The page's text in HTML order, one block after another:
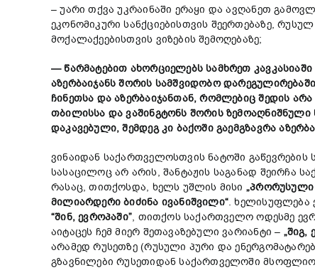
– უარი თქვა უკრაინაში ერაყი და ავღანეთ
ეკონომიკური სანქციებისთვის შეერთებაზე,
მოქალაქეებისთვის ვიზების შემოღებაზე;
— წარმატებით ახორციელებს სამხრეთ
აზერბაიჯანს შორის სამშვიდობო
ჩინეთსა და აზერბაიჯანთან, რომლებიც შედის
თბილისსა და ვაშინგტონს შორის
დაკავებული, შემდეგ კი ბაქოში გაემგზავრა
ვინაიდან საქართველოსთვის ნატოში გაწევრების
სასაცილოც არ არის, შანტაჟის საგანად შეირჩა
რასაც, თითქოსდა, ხელს უშლის მისი „
მილიარდერიბიძინა ივანიშვილი“. ხელისუფლება
“შინ, ევროპაში”, თითქოს საქართველო ოდესმე
აიტაცეს ჩემ მიერ შეთავაზებული ვარიანტი – „შიგ,
არამედ რუსეთზე (რუსული პური და
გზავნილები რუსეთიდან საქართველოში